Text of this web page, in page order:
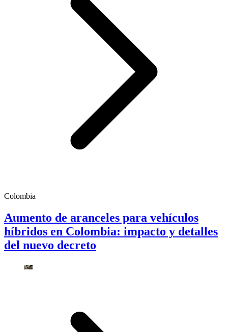
Colombia
Aumento de aranceles para vehículos
híbridos en Colombia: impacto y detalles
del nuevo decreto